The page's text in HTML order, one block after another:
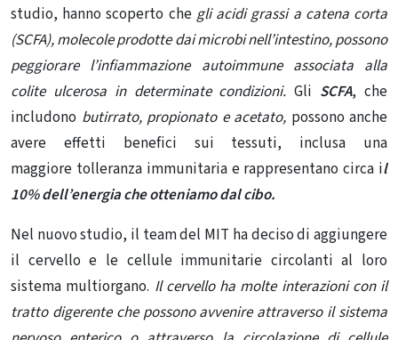
studio, hanno scoperto chegli acidi grassi a catena corta
(SCFA), molecole prodotte dai microbi nell’intestino, possono
peggiorare l’infiammazione autoimmune associata alla
colite ulcerosa in determinate condizioni. Gli SCFA, che
includono butirrato, propionato e acetato, possono anche
avere effetti benefici sui tessuti, inclusa una
maggiore tolleranza immunitariae rappresentano circa il
10% dell’energia che otteniamo dal cibo.
Nel nuovo studio, il team del MIT ha deciso di aggiungere
il cervello e le cellule immunitarie circolanti al loro
sistema multiorgano. Il cervello ha molte interazioni con il
tratto digerente che possono avvenire attraverso il sistema